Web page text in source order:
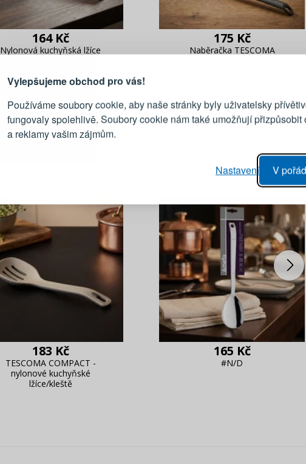
Vylepšujeme obchod pro vás!
Používáme soubory cookie, aby naše stránky byly uživatelsky
fungovaly spolehlivě. Soubory cookie nám také umožňují přizpůsobit
a reklamy vašim zájmům.
V
Nastavení
164 Kč
Nylonová kuchyňská lžíce
175 Kč
Naběračka TESCOMA
183 Kč
TESCOMA COMPACT -
nylonové kuchyňské
lžíce/kleště
165 Kč
#N/D
Zde je důvod, proč se vyplatí
vytvořit účet
Živý náhled na změny v objednávce
PŘIHLÁŠENÍ
Emailová adresa
PŘIHLÁSIT
Připomenutí